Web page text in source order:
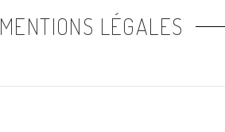
MENTIONS LÉGALES